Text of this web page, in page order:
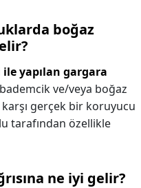
boğaz
yapılan gargara
bademcik ve/veya boğaz
gerçek bir koruyucu
tarafından özellikle
ne iyi gelir?